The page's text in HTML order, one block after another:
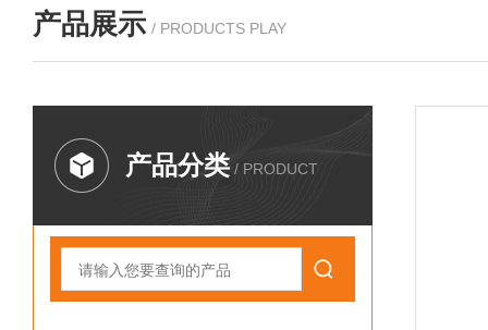
产品展示 / PRODUCTS PLAY
产品分类 / PRODUCT